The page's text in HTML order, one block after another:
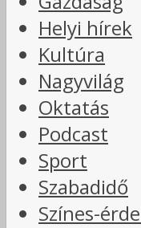
Helyi hírek
Kultúra
Nagyvilág
Oktatás
Podcast
Sport
Szabadidő
Színes-